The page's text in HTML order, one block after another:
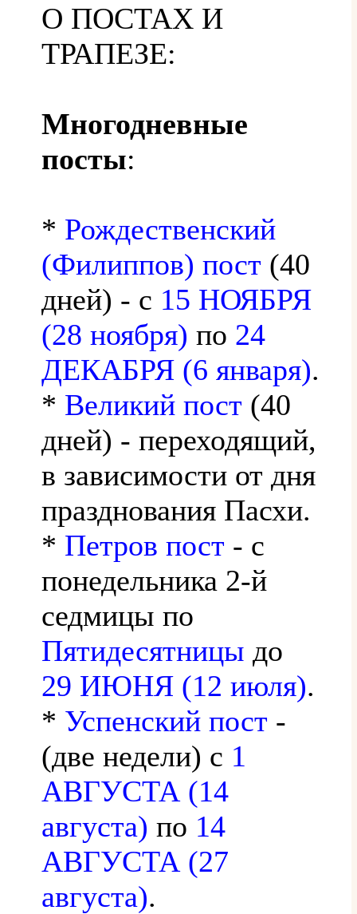
О ПОСТАХ И
ТРАПЕЗЕ:
Многодневные
посты:
* Рождественский
(Филиппов) пост (40
дней) - с 15 НОЯБРЯ
(28 ноября) по 24
ДЕКАБРЯ (6 января).
* Великий пост (40
дней) - переходящий,
в зависимости от дня
празднования Пасхи.
* Петров пост - с
понедельника 2-й
седмицы по
Пятидесятницы до
29 ИЮНЯ (12 июля).
* Успенский пост -
(две недели) с 1
АВГУСТА (14
августа) по 14
АВГУСТА (27
августа).